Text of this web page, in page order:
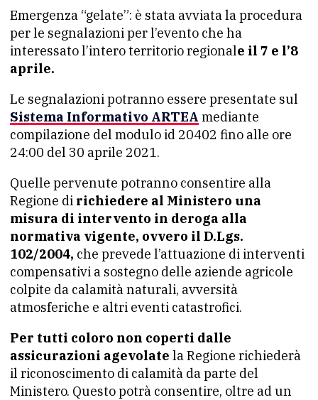
Emergenza “gelate”: è stata avviata la procedura
per le segnalazioni per l’evento che ha
interessato l’intero territorio regionale il 7 e l’8
aprile.
Le segnalazioni potranno essere presentate sul
Sistema Informativo ARTEA mediante
compilazione del modulo id 20402 fino alle ore
24:00 del 30 aprile 2021.
Quelle pervenute potranno consentire alla
Regione di richiedere al Ministero una
misura di intervento in deroga alla
normativa vigente, ovvero il D.Lgs.
102/2004, che prevede l’attuazione di interventi
compensativi a sostegno delle aziende agricole
colpite da calamità naturali, avversità
atmosferiche e altri eventi catastrofici.
Per tutti coloro non coperti dalle
assicurazioni agevolate la Regione richiederà
il riconoscimento di calamità da parte del
Ministero. Questo potrà consentire, oltre ad un